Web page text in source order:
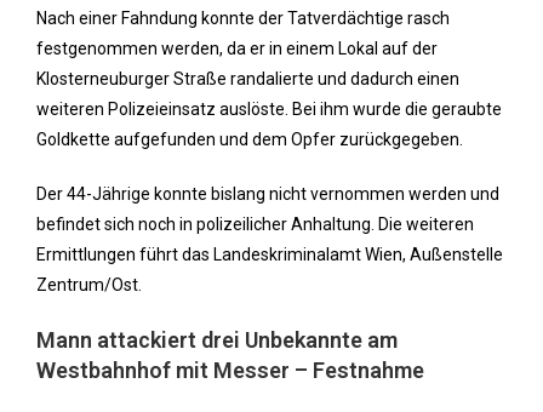
Nach einer Fahndung konnte der Tatverdächtige rasch
festgenommen werden, da er in einem Lokal auf der
Klosterneuburger Straße randalierte und dadurch einen
weiteren Polizeieinsatz auslöste. Bei ihm wurde die geraubte
Goldkette aufgefunden und dem Opfer zurückgegeben.
Der 44-Jährige konnte bislang nicht vernommen werden und
befindet sich noch in polizeilicher Anhaltung. Die weiteren
Ermittlungen führt das Landeskriminalamt Wien, Außenstelle
Zentrum/Ost.
Mann attackiert drei Unbekannte am
Westbahnhof mit Messer – Festnahme